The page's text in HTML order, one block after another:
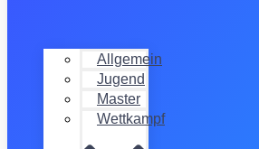
Allgemein
Jugend
Master
Wettkampf